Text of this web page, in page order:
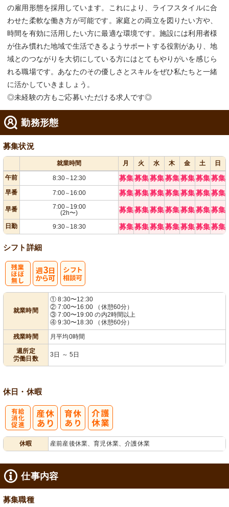
の雇用形態を採用しています。これにより、ライフスタイルに合
わせた柔軟な働き方が可能です。家庭との両立を図りたい方や、
時間を有効に活用したい方に最適な環境です。施設には利用者様
が住み慣れた地域で生活できるようサポートする役割があり、地
域とのつながりを大切にしている方にはとてもやりがいを感じら
れる職場です。あなたのその優しさとスキルをぜひ私たちと一緒
に活かしていきましょう。
◎未経験の方もご応募いただける求人です◎
勤務形態
募集状況
就業時間 月 火 水 木 金 土
日
午前
8:30～ 12:30 募集募集募集募集募集募集募集
早番 7:00～ 16:00 募集募集募集募集募集募集募集
早番 7:00～ 19:00
(2h〜)
募集募集募集募集募集募集募集
日勤 9:30～ 18:30 募集募集募集募集募集募集募集
シフト詳細
就業時間
① 8:30〜12:30
② 7:00〜16:00 （休憩60分）
③ 7:00〜19:00 の内2時間以上
④ 9:30〜18:30 （休憩60分）
残業時間
月平均0時間
週所定
労働日数
3日 ～ 5日
休日・休暇
休暇 産前産後休業、育児休業、介護休業
仕事内容
募集職種